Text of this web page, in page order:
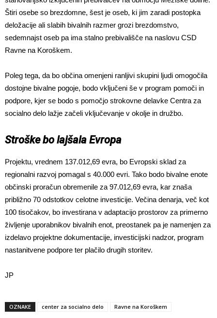
Štiri osebe so brezdomne, šest je oseb, ki jim zaradi postopka
deložacije ali slabih bivalnih razmer grozi brezdomstvo,
sedemnajst oseb pa ima stalno prebivališče na naslovu CSD
Ravne na Koroškem.
Poleg tega, da bo občina omenjeni ranljivi skupini ljudi omogočila
dostojne bivalne pogoje, bodo vključeni še v program pomoči in
podpore, kjer se bodo s pomočjo strokovne delavke Centra za
socialno delo lažje začeli vključevanje v okolje in družbo.
Stroške bo lajšala Evropa
Projektu, vrednem 137.012,69 evra, bo Evropski sklad za
regionalni razvoj pomagal s 40.000 evri. Tako bodo bivalne enote
občinski proračun obremenile za 97.012,69 evra, kar znaša
približno 70 odstotkov celotne investicije. Večina denarja, več kot
100 tisočakov, bo investirana v adaptacijo prostorov za primerno
življenje uporabnikov bivalnih enot, preostanek pa je namenjen za
izdelavo projektne dokumentacije, investicijski nadzor, program
nastanitvene podpore ter plačilo drugih storitev.
JP
OZNAKE center za socialno delo Ravne na Koroškem